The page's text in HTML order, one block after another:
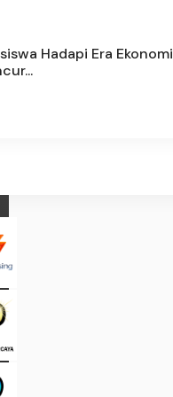
Hadapi Era Ekonomi